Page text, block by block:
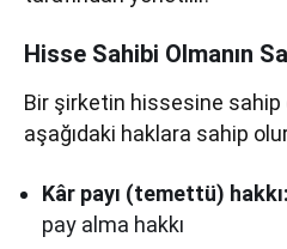
Hisse Sahibi Olmanın
Bir şirketin hissesine sahip
aşağıdaki haklara sahip
Kâr payı (temettü) hakkı:
pay alma hakkı